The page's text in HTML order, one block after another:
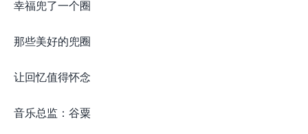
幸福兜了一个圈
那些美好的兜圈
让回忆值得怀念
音乐总监：谷粟